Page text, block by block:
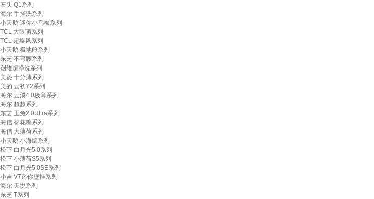
石头 Q1系列
海尔 手搓洗系列
小天鹅 迷你小乌梅系列
TCL 大眼萌系列
TCL 超旋风系列
小天鹅 极地舱系列
东芝 不弯腰系列
创维超净洗系列
美菱 十分薄系列
美的 云初Y2系列
海尔 云溪4.0极薄系列
海尔 超越系列
东芝 玉兔2.0Ultra系列
海信 棉花糖系列
海信 大薄荷系列
小天鹅 小海绵系列
松下 白月光5.0系列
松下 小薄荷S5系列
松下 白月光5.0SE系列
小吉 V7迷你壁挂系列
海尔 天悦系列
东芝 T系列